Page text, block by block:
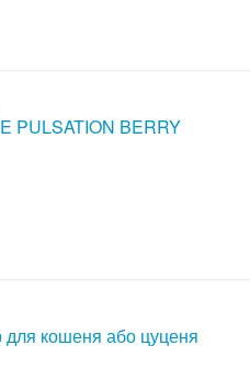
PULSATION BERRY
для кошеня або цуценя